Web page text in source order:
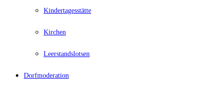
Kindertagesstätte
Kirchen
Leerstandslotsen
Dorfmoderation